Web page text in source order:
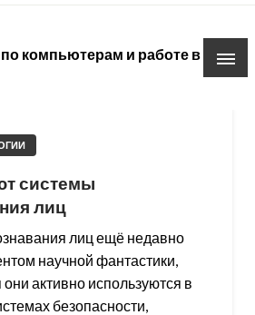
компьютерам и работе в
системы
лиц
лиц ещё недавно
научной фантастики,
активно используются в
безопасности,